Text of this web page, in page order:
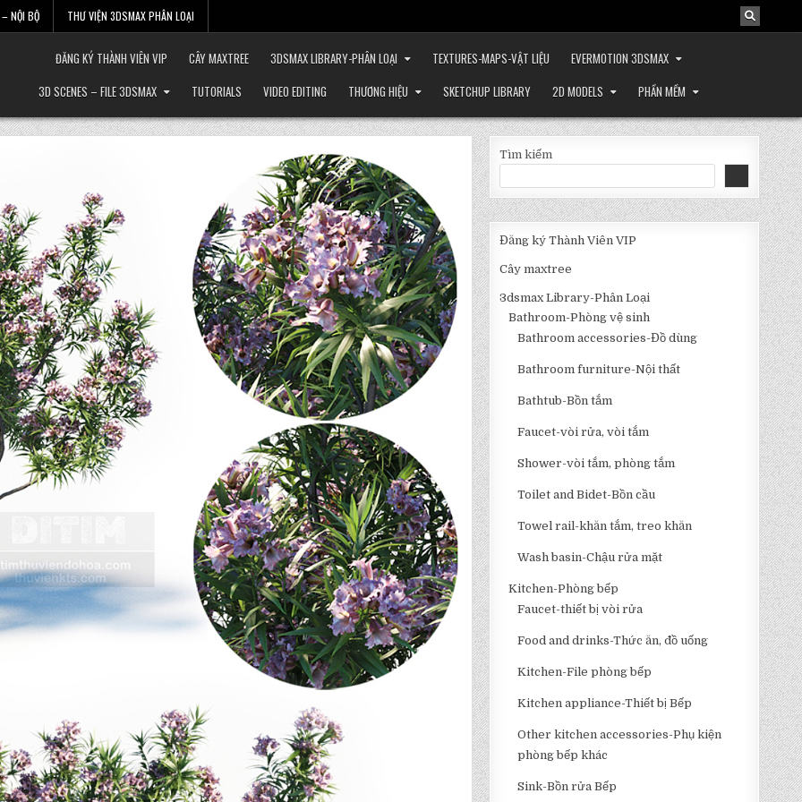
NỘI BỘ THƯ VIỆN 3DSMAX PHÂN LOẠI
ĐĂNG KÝ THÀNH VIÊN VIP CÂY MAXTREE 3DSMAX LIBRARY-PHÂN LOẠI TEXTURES-MAPS-VẬT LIỆU
EVERMOTION 3DSMAX
3D SCENES – FILE 3DSMAX
TUTORIALS VIDEO EDITING THƯƠNG HIỆU SKETCHUP LIBRARY 2D MODELS PHẦN MỀM
Tìm kiếm
Đăng ký Thành Viên VIP
Cây maxtree
3dsmax Library-Phân Loại
Bathroom-Phòng vệ sinh
Bathroom accessories-Đồ dùng
Bathroom furniture-Nội thất
Bathtub-Bồn tắm
Faucet-vòi rửa, vòi tắm
Shower-vòi tắm, phòng tắm
Toilet and Bidet-Bồn cầu
Towel rail-khăn tắm, treo khăn
Wash basin-Chậu rửa mặt
Kitchen-Phòng bếp
Faucet-thiết bị vòi rửa
Food and drinks-Thức ăn, đồ uống
Kitchen-File phòng bếp
Kitchen appliance-Thiết bị Bếp
Other kitchen accessories-Phụ kiện
phòng bếp khác
Sink-Bồn rửa Bếp